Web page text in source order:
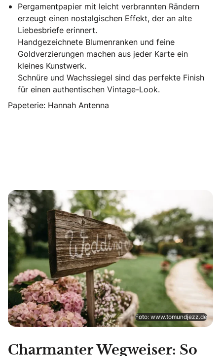
Pergamentpapier mit leicht verbrannten Rändern
erzeugt einen nostalgischen Effekt, der an alte
Liebesbriefe erinnert.
Handgezeichnete Blumenranken und feine
Goldverzierungen machen aus jeder Karte ein
kleines Kunstwerk.
Schnüre und Wachssiegel sind das perfekte Finish
für einen authentischen Vintage-Look.
Papeterie: Hannah Antenna
Foto: www.tomundjezz.de
Charmanter Wegweiser: So